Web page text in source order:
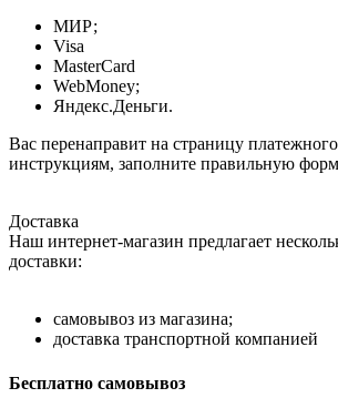
МИР;
Visa
MasterCard
WebMoney;
Яндекс.Деньги.
Вас перенаправит на страницу
инструкциям, заполните правильную
Доставка
Наш интернет-магазин предлагает
доставки:
самовывоз из магазина;
доставка транспортной компанией
Бесплатно самовывоз